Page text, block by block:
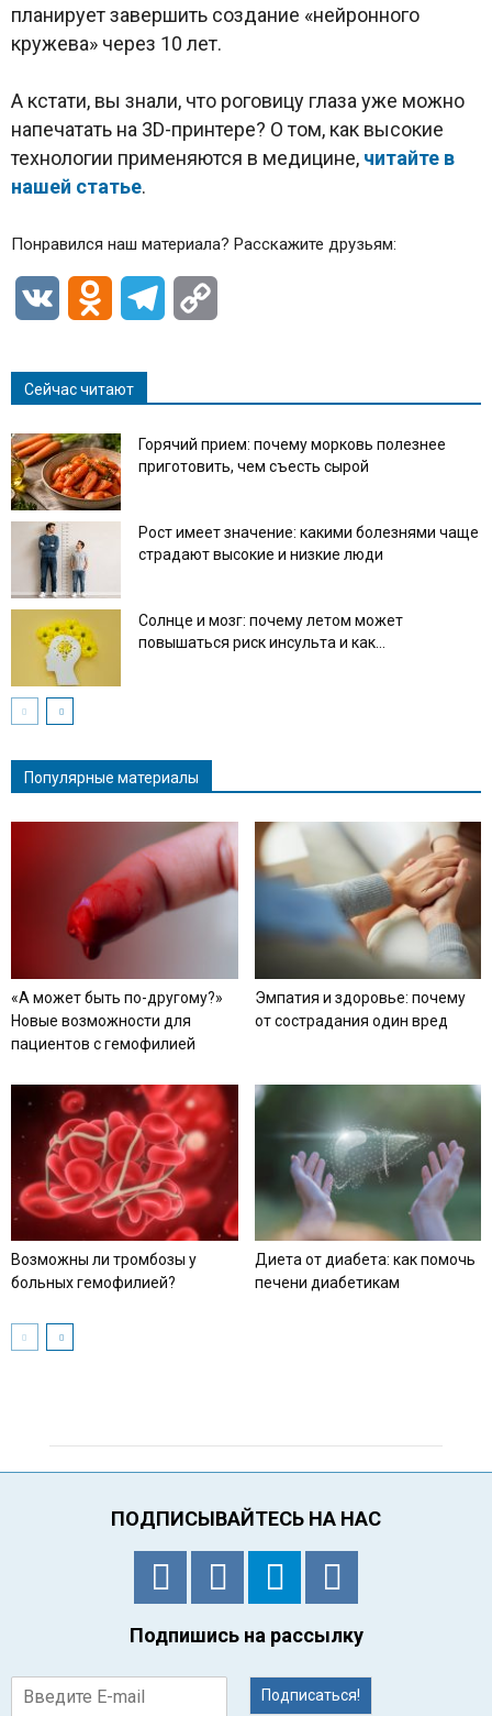
планирует завершить создание «нейронного
кружева» через 10 лет.
А кстати, вы знали, что роговицу глаза уже можно
напечатать на 3D-принтере? О том, как высокие
технологии применяются в медицине, читайте в
нашей статье.
Понравился наш материала? Расскажите друзьям:
VK Odnoklassniki
Telegram
Сейчас читают
Горячий прием: почему морковь полезнее
приготовить, чем съесть сырой
Рост имеет значение: какими болезнями чаще
страдают высокие и низкие люди
Солнце и мозг: почему летом может
повышаться риск инсульта и как...
Популярные материалы
«А может быть по-другому?»
Новые возможности для
пациентов с гемофилией
Эмпатия и здоровье: почему
от сострадания один вред
Возможны ли тромбозы у
больных гемофилией?
Диета от диабета: как помочь
печени диабетикам
ПОДПИСЫВАЙТЕСЬ НА НАС
Подпишись на рассылку
Подписаться!